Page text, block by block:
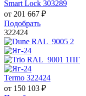
Smart Lock 303289
от 201 667 ₽
Подобрать
322424
Termo 322424
от 150 103 ₽